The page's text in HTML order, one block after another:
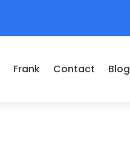
Frank Contact Blog